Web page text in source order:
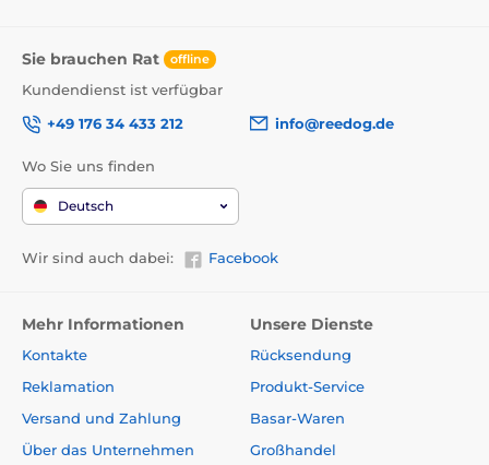
Sie brauchen Rat offline
Kundendienst ist verfügbar
+49 176 34 433 212
info@reedog.de
Wo Sie uns finden
Deutsch
Wir sind auch dabei: Facebook
Mehr Informationen
Kontakte
Reklamation
Versand und Zahlung
Über das Unternehmen
Unsere Dienste
Rücksendung
Produkt-Service
Basar-Waren
Großhandel